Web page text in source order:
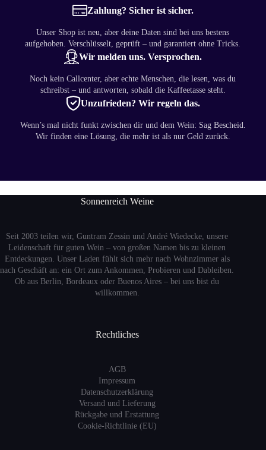
Zahlung? Sicher ist sicher.
Unser Shop ist neu, aber deine Daten sind bei uns bestens
aufgehoben. Verschlüsselt, geprüft – und garantiert ohne Tricks.
Wir melden uns. Versprochen.
Noch kein Callcenter, aber echte Menschen, die lesen, was du
schreibst – und antworten, sobald die Kaffeetasse steht.
Unzufrieden? Wir regeln das.
Wenn’s mal nicht funkt zwischen dir und dem Wein: Sag Bescheid.
Wir finden eine Lösung, die mehr ist als nur Geld zurück.
Sonnenreich Weine
Seit 2003 teilen wir, Guntram Zessin und André Wiedecke, unsere
Leidenschaft für guten Wein – von großen Namen bis zu kleinen
Entdeckungen. Unser Laden fühlt sich mehr nach Wohnzimmer als
nach Geschäft an: ein Ort zum Ankommen, Probieren und Dableiben.
Ob aus Berlin, Bordeaux oder Buenos Aires – bei uns bist du
willkommen.
Rechtliches
AGB
Impressum
Datenschutzerklärung
Versand und Lieferung
Rückgabe und Erstattung
Cookie-Richtlinie (EU)